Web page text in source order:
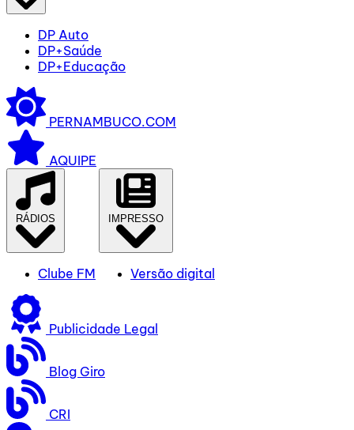
DP Auto
DP+Saúde
DP+Educação
PERNAMBUCO.COM
AQUIPE
RÁDIOS
Clube FM
IMPRESSO
Versão digital
Publicidade Legal
Blog Giro
CRI